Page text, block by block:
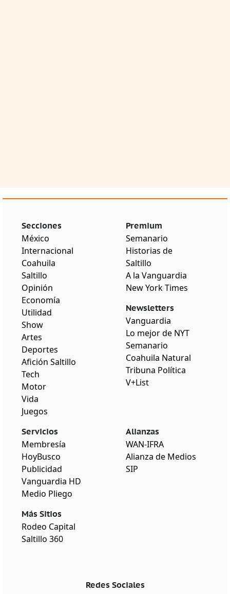
Secciones
México
Internacional
Coahuila
Saltillo
Opinión
Economía
Utilidad
Show
Artes
Deportes
Afición Saltillo
Tech
Motor
Vida
Juegos
Premium
Semanario
Historias de
Saltillo
A la Vanguardia
New York Times
Newsletters
Vanguardia
Lo mejor de NYT
Semanario
Coahuila Natural
Tribuna Política
V+List
Servicios
Membresía
HoyBusco
Publicidad
Vanguardia HD
Medio Pliego
Más Sitios
Rodeo Capital
Saltillo 360
Alianzas
WAN-IFRA
Alianza de Medios
SIP
Redes Sociales